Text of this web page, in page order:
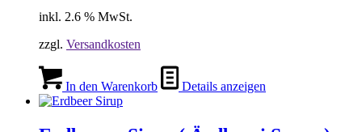
inkl. 2.6 % MwSt.
zzgl. Versandkosten
In den Warenkorb Details anzeigen